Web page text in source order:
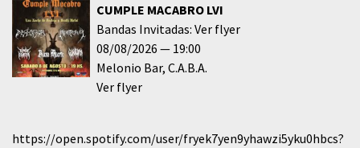
CUMPLE MACABRO LVI
Bandas Invitadas: Ver flyer
08/08/2026
19:00
Melonio Bar C.A.B.A.
Ver flyer
https://open.spotify.com/user/fryek7yen9yhawzi5yku0hbcs?